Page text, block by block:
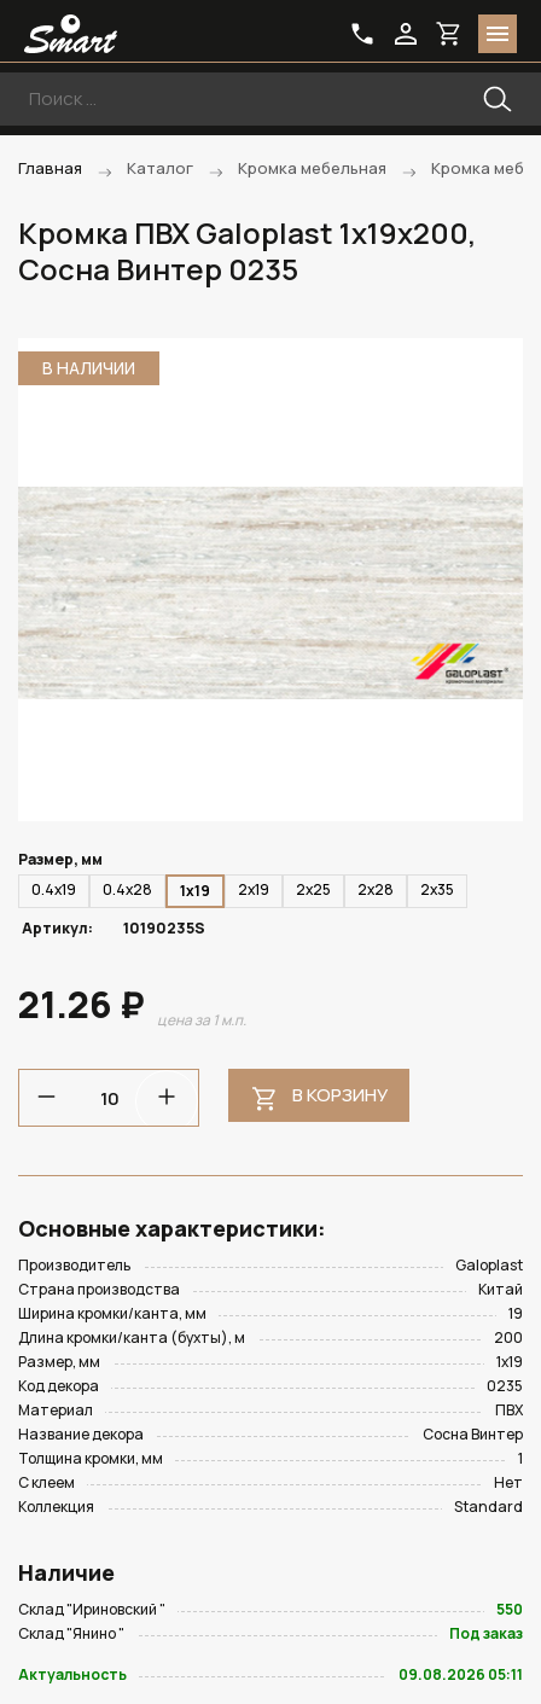
Главная Каталог Кромка мебельная Кромка
Кромка ПВХ Galoplast 1х19х200,
Сосна Винтер 0235
В НАЛИЧИИ
Размер, мм
0.4х19
0.4х28 1х19 2х19 2х25 2х28
2х35
Артикул:
10190235S
21.26 ₽ цена за 1 м.п.
В КОРЗИНУ
Основные характеристики:
Производитель
Galoplast
Страна производства
Китай
Ширина кромки/канта, мм
19
Длина кромки/канта (бухты), м
200
Размер, мм
1х19
Код декора
0235
Материал
ПВХ
Название декора
Сосна Винтер
Толщина кромки, мм
1
С клеем
Нет
Коллекция
Standard
Наличие
Склад "Ириновский "
550
Склад "Янино "
Под заказ
Актуальность
09.08.2026 05:11